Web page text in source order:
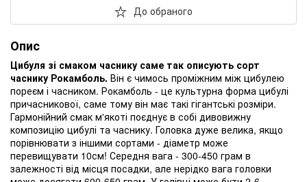
До обраного
Опис
Цибуля зі смаком часнику саме так описують сорт
часнику Рокамболь. Він є чимось проміжним між цибулею
пореєм і часником. Рокамболь - це культурна форма цибулі
причасникової, саме тому він має такі гігантські розміри.
Гармонійний смак м'якоті поєднує в собі дивовижну
композицію цибулі та часнику. Головка дуже велика, якщо
порівнювати з іншими сортами - діаметр може
перевищувати 10см! Середня вага - 300-450 грам в
залежності від місця посадки, але нерідко вага головки